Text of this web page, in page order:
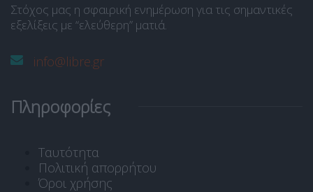
Στόχος μας η σφαιρική ενημέρωση για τις σημαντικές
εξελίξεις με “ελεύθερη” ματιά.
info@libre.gr
Πληροφορίες
Ταυτότητα
Πολιτική απορρήτου
Όροι χρήσης